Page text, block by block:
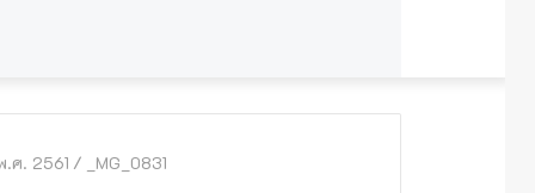
ศ. 2561 / _MG_0831